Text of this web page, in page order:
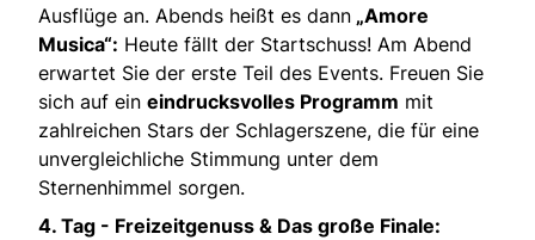
Ausflüge an. Abends heißt es dann „Amore
Musica“: Heute fällt der Startschuss! Am Abend
erwartet Sie der erste Teil des Events. Freuen Sie
sich auf ein eindrucksvolles Programm mit
zahlreichen Stars der Schlagerszene, die für eine
unvergleichliche Stimmung unter dem
Sternenhimmel sorgen.
4. Tag - Freizeitgenuss & Das große Finale: